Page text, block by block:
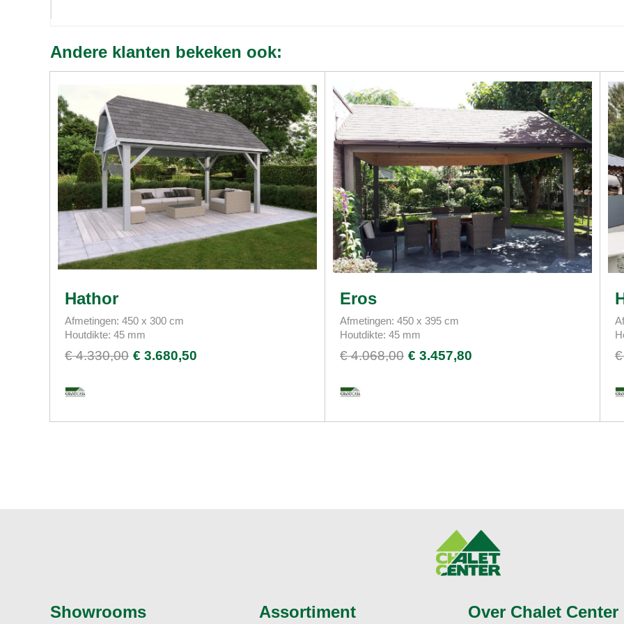
Andere klanten bekeken ook:
Hathor
Afmetingen: 450 x 300 cm
Houtdikte: 45 mm
€ 4.330,00 € 3.680,50
Eros
Afmetingen: 450 x 395 cm
Houtdikte: 45 mm
€ 4.068,00 € 3.457,80
Showrooms Assortiment Over Chalet Center